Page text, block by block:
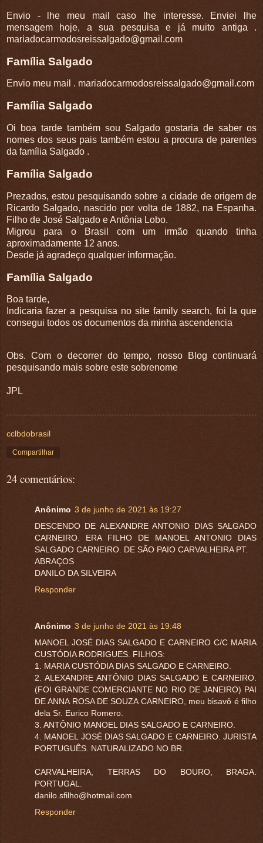
Envio - lhe meu mail caso lhe interesse. Enviei lhe
mensagem hoje, a sua pesquisa e já muito antiga .
mariadocarmodosreissalgado@gmail.com
Família Salgado
Envio meu mail . mariadocarmodosreissalgado@gmail.com
Família Salgado
Oi boa tarde também sou Salgado gostaria de saber os
nomes dos seus pais também estou a procura de parentes
da família Salgado .
Família Salgado
Prezados, estou pesquisando sobre a cidade de origem de
Ricardo Salgado, nascido por volta de 1882, na Espanha.
Filho de José Salgado e Antônia Lobo.
Migrou para o Brasil com um irmão quando tinha
aproximadamente 12 anos.
Desde já agradeço qualquer informação.
Família Salgado
Boa tarde,
Indicaria fazer a pesquisa no site family search, foi la que
consegui todos os documentos da minha ascendencia
Obs. Com o decorrer do tempo, nosso Blog continuará
pesquisando mais sobre este sobrenome
JPL
cclbdobrasil
Compartilhar
24 comentários:
Anônimo 3 de junho de 2021 às 19:27
DESCENDO DE ALEXANDRE ANTONIO DIAS SALGADO
CARNEIRO. ERA FILHO DE MANOEL ANTONIO DIAS
SALGADO CARNEIRO. DE SÃO PAIO CARVALHEIRA PT.
ABRAÇOS
DANILO DA SILVEIRA
Responder
Anônimo 3 de junho de 2021 às 19:48
MANOEL JOSÉ DIAS SALGADO E CARNEIRO C/C MARIA
CUSTÓDIA RODRIGUES. FILHOS:
1. MARIA CUSTÓDIA DIAS SALGADO E CARNEIRO.
2. ALEXANDRE ANTÔNIO DIAS SALGADO E CARNEIRO.
(FOI GRANDE COMERCIANTE NO RIO DE JANEIRO) PAI
DE ANNA ROSA DE SOUZA CARNEIRO, meu bisavô é filho
dela Sr. Eurico Romero.
3. ANTÔNIO MANOEL DIAS SALGADO E CARNEIRO.
4. MANOEL JOSÉ DIAS SALGADO E CARNEIRO. JURISTA
PORTUGUÊS. NATURALIZADO NO BR.
CARVALHEIRA, TERRAS DO BOURO, BRAGA.
PORTUGAL.
danilo.sfilho@hotmail.com
Responder